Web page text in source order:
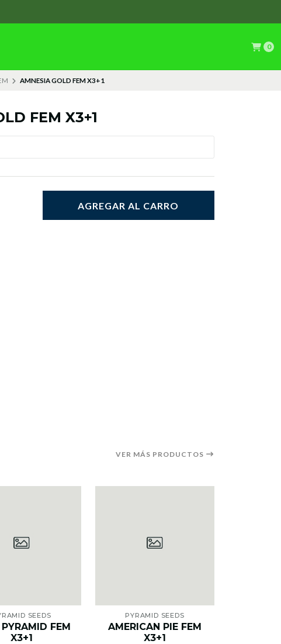
0
AMNESIA GOLD FEM X3+1
FEM X3+1
AGREGAR AL CARRO
VER MÁS PRODUCTOS
SEEDS
FEM
X3+1
PYRAMID SEEDS
AMERICAN PIE FEM
X3+1